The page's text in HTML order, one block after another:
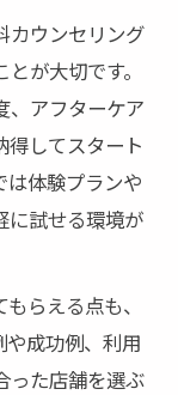
カウンセリング
が大切です。
、アフターケア
得してスタート
は体験プランや
に試せる環境が
らえる点も、
成功例、利用
った店舗を選ぶ